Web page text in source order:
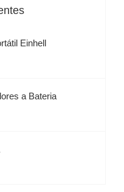
Einhell
a Bateria